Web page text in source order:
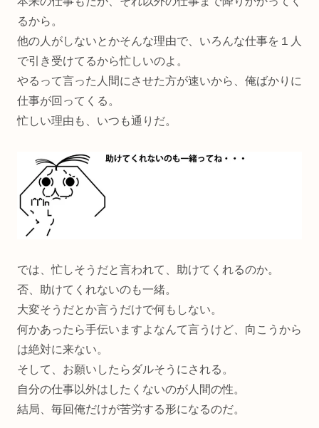
るから。
他の人がしないとかそんな理由で、いろんな仕事を１人
で引き受けてるから忙しいのよ。
やるって言った人間にさせた方が速いから、俺ばかりに
仕事が回ってくる。
忙しい理由も、いつも通りだ。
では、忙しそうだと言われて、助けてくれるのか。
否、助けてくれないのも一緒。
大変そうだとか言うだけで何もしない。
何かあったら手伝いますよなんて言うけど、向こうから
は絶対に来ない。
そして、お願いしたらダルそうにされる。
自分の仕事以外はしたくないのが人間の性。
結局、毎回俺だけが苦労する形になるのだ。